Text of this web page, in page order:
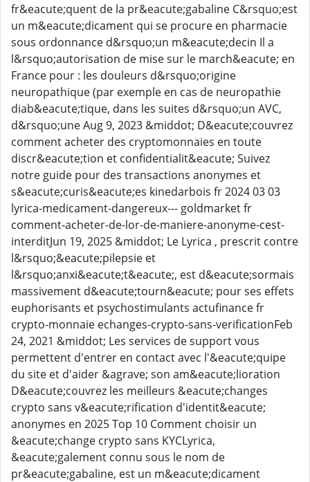
fr&eacute;quent de la pr&eacute;gabaline C&rsquo;est
un m&eacute;dicament qui se procure en pharmacie
sous ordonnance d&rsquo;un m&eacute;decin Il a
l&rsquo;autorisation de mise sur le march&eacute; en
France pour : les douleurs d&rsquo;origine
neuropathique (par exemple en cas de neuropathie
diab&eacute;tique, dans les suites d&rsquo;un AVC,
d&rsquo;une Aug 9, 2023 &middot; D&eacute;couvrez
comment acheter des cryptomonnaies en toute
discr&eacute;tion et confidentialit&eacute; Suivez
notre guide pour des transactions anonymes et
s&eacute;curis&eacute;es kinedarbois fr 2024 03 03
lyrica-medicament-dangereux--- goldmarket fr
comment-acheter-de-lor-de-maniere-anonyme-cest-
interditJun 19, 2025 &middot; Le Lyrica , prescrit contre
l&rsquo;&eacute;pilepsie et
l&rsquo;anxi&eacute;t&eacute;, est d&eacute;sormais
massivement d&eacute;tourn&eacute; pour ses effets
euphorisants et psychostimulants actufinance fr
crypto-monnaie echanges-crypto-sans-verificationFeb
24, 2021 &middot; Les services de support vous
permettent d'entrer en contact avec l'&eacute;quipe
du site et d'aider &agrave; son am&eacute;lioration
D&eacute;couvrez les meilleurs &eacute;changes
crypto sans v&eacute;rification d'identit&eacute;
anonymes en 2025 Top 10 Comment choisir un
&eacute;change crypto sans KYCLyrica,
&eacute;galement connu sous le nom de
pr&eacute;gabaline, est un m&eacute;dicament